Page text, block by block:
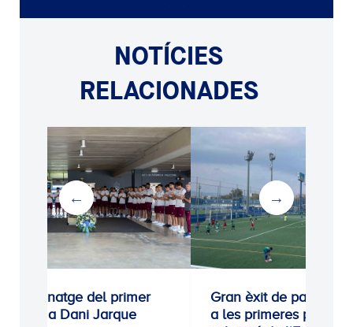
NOTÍCIES
RELACIONADES
Homenatge del primer
equip a Dani Jarque
Gran èxit de
a les primeres proves